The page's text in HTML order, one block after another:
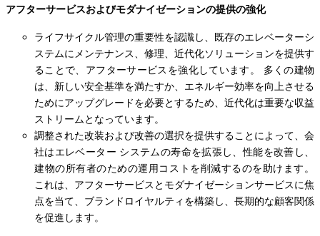
アフターサービスおよびモダナイゼーションの提供の強化
ライフサイクル管理の重要性を認識し、既存のエレベーターシ
ステムにメンテナンス、修理、近代化ソリューションを提供す
ることで、アフターサービスを強化しています。 多くの建物
は、新しい安全基準を満たすか、エネルギー効率を向上させる
ためにアップグレードを必要とするため、近代化は重要な収益
ストリームとなっています。
調整された改装および改善の選択を提供することによって、会
社はエレベーター システムの寿命を拡張し、性能を改善し、
建物の所有者のための運用コストを削減するのを助けます。
これは、アフターサービスとモダナイゼーションサービスに焦
点を当て、ブランドロイヤルティを構築し、長期的な顧客関係
を促進します。